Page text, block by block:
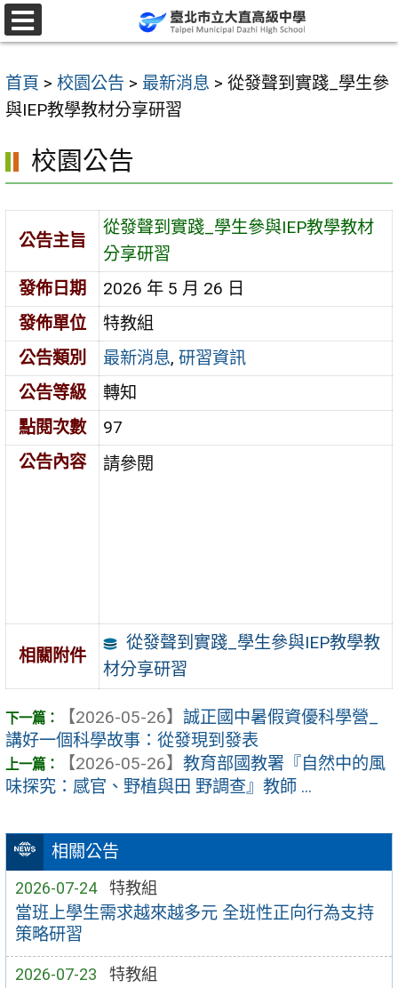
跳
至
要
內
區
首頁 > 校園公告 > 最新消息 > 從發聲到實踐_學生參
與IEP教學教材分享研習
相關公告
2026-07-24 特教組
當班上學生需求越來越多元 全班性正向行為支持
策略研習
2026-07-23 特教組
校園公告
公告主旨
從發聲到實踐_學生參與IEP教學教材
分享研習
發佈日期
2026 年 5 月 26 日
發佈單位
特教組
公告類別
最新消息,研習資訊
公告等級
轉知
點閱次數
97
公告內容
請參閱
相關附件
從發聲到實踐_學生參與IEP教學教
材分享研習
【2026-05-26】 誠正國中暑假資優科學營_
講好一個科學故事：從發現到發表
【2026-05-26】 教育部國教署『自然中的風
味探究：感官、野植與田 野調查』教師 ...
選
單